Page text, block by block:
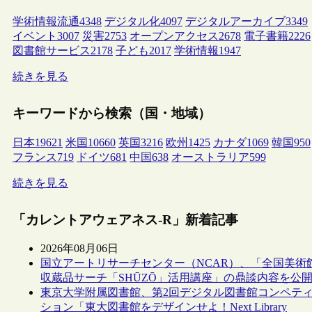
学術情報流通4348 デジタル化4097 デジタルアーカイブ3349
イベント 3007 災害2753 オープンアクセス2678 電子書籍2226
図書館サービス2178 子ども2017 学術情報1947
続きを見る
キーワードから検索（国・地域）
日本19621 米国 10660 英国3216 欧州 1425 カナダ1069 韓国950
フランス719 ドイツ681 中国638 オーストラリア599
続きを見る
「カレントアウェアネス-R」新着記事
2026年08月06日
国立アートリサーチセンター（NCAR）、「全国美術
収蔵品サーチ「SHŪZŌ」活用講座」の鼎談内容を公開
東京大学附属図書館、第2回デジタル図書館コンペティ
ション「東大図書館をデザインせよ！Next Library